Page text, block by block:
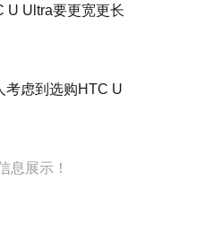
U Ultra要更宽更长
考虑到选购HTC U
息展示！